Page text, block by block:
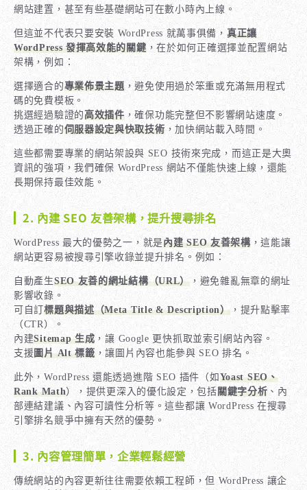
網站建置，甚至有些基礎網站可在數小時內上線。
但這並不代表只要安裝 WordPress 就萬事俱備， 真正讓
WordPress 發揮高效能的關鍵，在於如何正確選擇並配置網站
架構，例如：
選擇適合的專業佈景主題，避免使用過於笨重或充滿無用程式
碼的免費模板。
挑選經過驗證的高效插件，確保功能完整但不影響網站速度。
透過正確的伺服器設定與快取技術，加快網站載入時間。
這些都需要專業的網站架設與 SEO 技術來完成，而這正是大奧
資訊的強項，我們確保 WordPress 網站不僅能快速上線，還能
長期保持最佳效能。
2. 內建 SEO 友善架構，提升搜尋排名
WordPress 最大的優勢之一，就是內建 SEO 友善架構，這能讓
網站更容易被搜尋引擎收錄並提升排名。例如：
自動產生SEO 友善的網址結構（URL） ，避免雜亂無章的網址
影響收錄。
可自訂標題與描述（Meta Title & Description），提升點擊率
（CTR）。
內建Sitemap 生成 ，讓 Google 更快抓取並索引網站內容。
支援圖片 Alt 標籤，讓圖片內容也能參與 SEO 排名。
此外，WordPress 還能透過進階 SEO 插件（如 Yoast SEO、
Rank Math），提供更深入的優化設定，包括關鍵字分析 、內
部連結建議、內容可讀性分析等。這些都讓 WordPress 在搜尋
引擎排名競爭中擁有天然的優勢。
3. 內容管理簡單，企業輕鬆經營
傳統網站的內容更新往往需要依賴工程師，但 WordPress 讓企